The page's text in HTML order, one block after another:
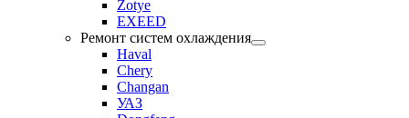
Zotye
EXEED
Ремонт систем охлаждения
Haval
Chery
Changan
УАЗ